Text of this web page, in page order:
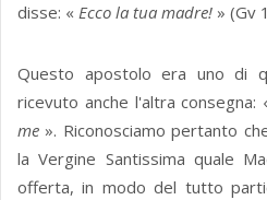
disse: « Ecco la tua madre! » (Gv
Questo apostolo era uno di
ricevuto anche l'altra consegna:
me ». Riconosciamo pertanto
la Vergine Santissima quale
offerta, in modo del tutto